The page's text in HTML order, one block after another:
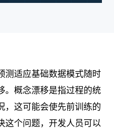
测适应基础数据模式随时
。概念漂移是指过程的统
，这可能会使先前训练的
这个问题，开发人员可以